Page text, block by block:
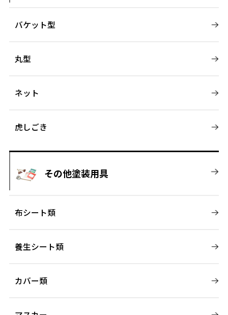
バケット型
丸型
ネット
虎しごき
その他塗装用具
布シート類
養生シート類
カバー類